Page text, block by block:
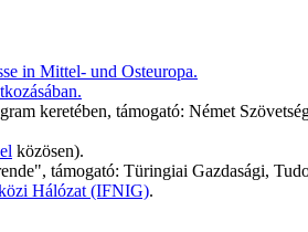
in Mittel- und Osteuropa.
keretében, támogató: Német
közösen).
támogató: Türingiai Gazdasági,
Hálózat (IFNIG).